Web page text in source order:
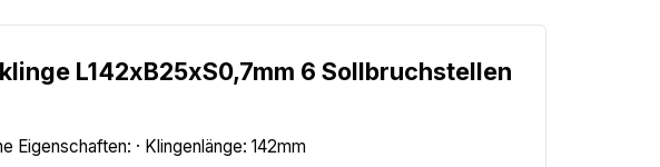
L142xB25xS0,7mm 6 Sollbruchstellen
· Klingenlänge: 142mm